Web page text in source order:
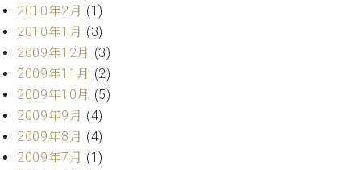
2010年2月 (1)
2010年1月 (3)
2009年12月 (3)
2009年11月 (2)
2009年10月 (5)
2009年9月 (4)
2009年8月 (4)
2009年7月 (1)